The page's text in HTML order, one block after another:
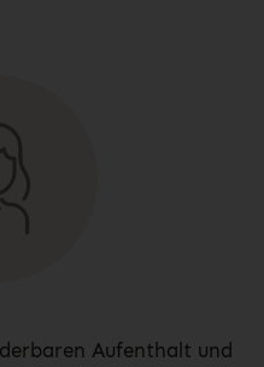
Aufenthalt und